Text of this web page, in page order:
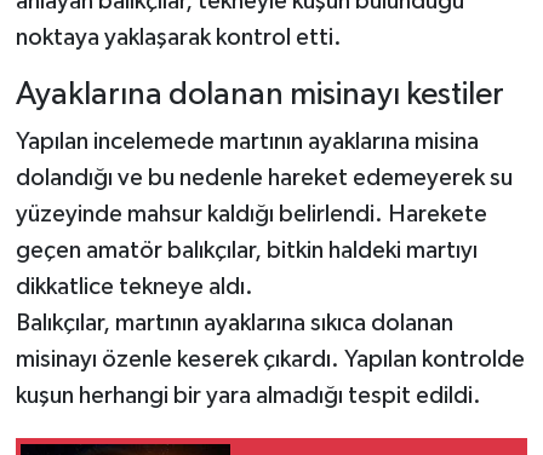
noktaya yaklaşarak kontrol etti.
Ayaklarına dolanan misinayı kestiler
Yapılan incelemede martının ayaklarına misina
dolandığı ve bu nedenle hareket edemeyerek su
yüzeyinde mahsur kaldığı belirlendi. Harekete
geçen amatör balıkçılar, bitkin haldeki martıyı
dikkatlice tekneye aldı.
Balıkçılar, martının ayaklarına sıkıca dolanan
misinayı özenle keserek çıkardı. Yapılan kontrolde
kuşun herhangi bir yara almadığı tespit edildi.